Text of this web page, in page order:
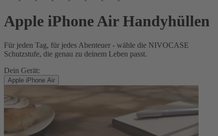
Apple iPhone Air Handyhüllen
Für jeden Tag, für jedes Abenteuer - wähle die NIVOCASE
Schutzstufe, die genau zu deinem Leben passt.
Dein Gerät:
Apple iPhone Air